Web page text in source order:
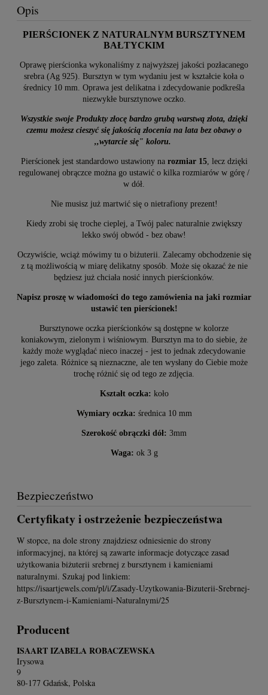
Opis
PIERŚCIONEK Z NATURALNYM BURSZTYNEM
BAŁTYCKIM
Oprawę pierścionka wykonaliśmy z najwyższej jakości pozłacanego
srebra (Ag 925). Bursztyn w tym wydaniu jest w kształcie koła o
średnicy 10 mm. Oprawa jest delikatna i zdecydowanie podkreśla
niezwykłe bursztynowe oczko.
Wszystkie swoje Produkty złocę bardzo grubą warstwą złota, dzięki
czemu możesz cieszyć się jakością złocenia na lata bez obawy o
,,wytarcie się" koloru.
Pierścionek jest standardowo ustawiony na rozmiar 15, lecz dzięki
regulowanej obrączce można go ustawić o kilka rozmiarów w górę /
w dół.
Nie musisz już martwić się o nietrafiony prezent!
Kiedy zrobi się troche cieplej, a Twój palec naturalnie zwiększy
lekko swój obwód - bez obaw!
Oczywiście, wciąż mówimy tu o biżuterii. Zalecamy obchodzenie się
z tą możliwością w miarę delikatny sposób. Może się okazać że nie
będziesz już chciała nosić innych pierścionków.
Napisz proszę w wiadomości do tego zamówienia na jaki rozmiar
ustawić ten pierścionek!
Bursztynowe oczka pierścionków są dostępne w kolorze
koniakowym, zielonym i wiśniowym. Bursztyn ma to do siebie, że
każdy może wyglądać nieco inaczej - jest to jednak zdecydowanie
jego zaleta. Różnice są nieznaczne, ale ten wysłany do Ciebie może
trochę różnić się od tego ze zdjęcia.
Kształt oczka: koło
Wymiary oczka: średnica 10 mm
Szerokość obrączki dół: 3mm
Waga: ok 3 g
Bezpieczeństwo
Certyfikaty i ostrzeżenie bezpieczeństwa
W stopce, na dole strony znajdziesz odniesienie do strony
informacyjnej, na której są zawarte informacje dotyczące zasad
użytkowania biżuterii srebrnej z bursztynem i kamieniami
naturalnymi. Szukaj pod linkiem:
https://isaartjewels.com/pl/i/Zasady-Uzytkowania-Bizuterii-Srebrnej-
z-Bursztynem-i-Kamieniami-Naturalnymi/25
Producent
ISAART IZABELA ROBACZEWSKA
Irysowa
9
80-177 Gdańsk, Polska